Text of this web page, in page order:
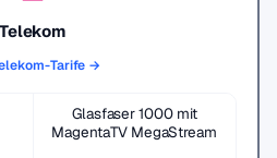
Telekom
Tarife →
Glasfaser 1000 mit
MagentaTV MegaStream